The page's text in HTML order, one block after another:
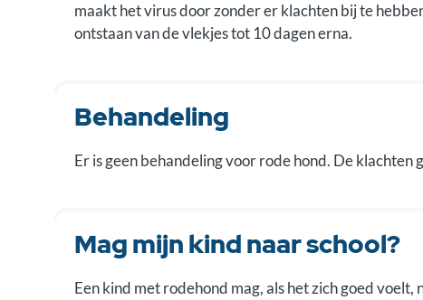
maakt het virus door zonder er klachten bij te
ontstaan van de vlekjes tot 10 dagen erna.
Behandeling
Er is geen behandeling voor rode hond. De klachten
Mag mijn kind naar school?
Een kind met rodehond mag, als het zich goed